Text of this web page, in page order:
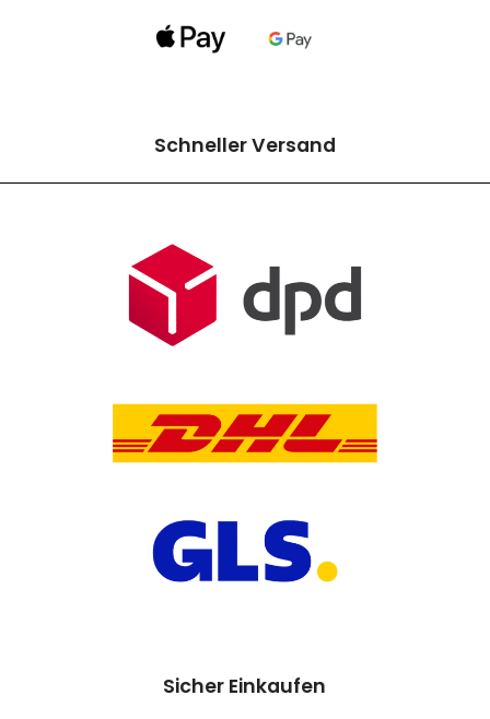
Schneller Versand
Sicher Einkaufen